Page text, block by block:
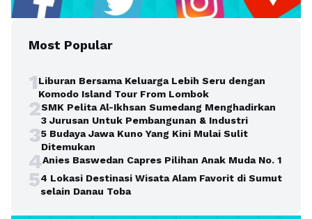
Most Popular
1Liburan Bersama Keluarga Lebih Seru dengan
Komodo Island Tour From Lombok
2SMK Pelita Al-Ikhsan Sumedang Menghadirkan
3 Jurusan Untuk Pembangunan & Industri
35 Budaya Jawa Kuno Yang Kini Mulai Sulit
Ditemukan
4Anies Baswedan Capres Pilihan Anak Muda No. 1
54 Lokasi Destinasi Wisata Alam Favorit di Sumut
selain Danau Toba